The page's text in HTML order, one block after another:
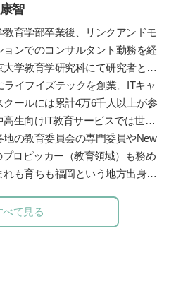
がある。
害予防に関する様々な活動を行
safekidsjapan.org/
智
教育学部卒業後、リンクアンドモ
ョンでのコンサルタント勤務を経
大学教育学研究科にて研究者とし
程まで在籍。専門は教育政策・学
学習科学の世界的権威、故三宅な
名誉教授に師事し、全国の学校や
の協調的・創造的な学びづくりを
ライフイズテックを創業。ITキャ
クールには累計4万6千人以上が参
高生向けIT教育サービスでは世界
長。ディズニーとコラボした
ロジア魔法学校」や学校向け教材
イズテックレッスン」などオンラ
地の教育委員会の専門委員やNew
ロピッカー（教育領域）も務め
れも育ちも福岡という地方出身者
めるべく全国を奔走中。
べて見る